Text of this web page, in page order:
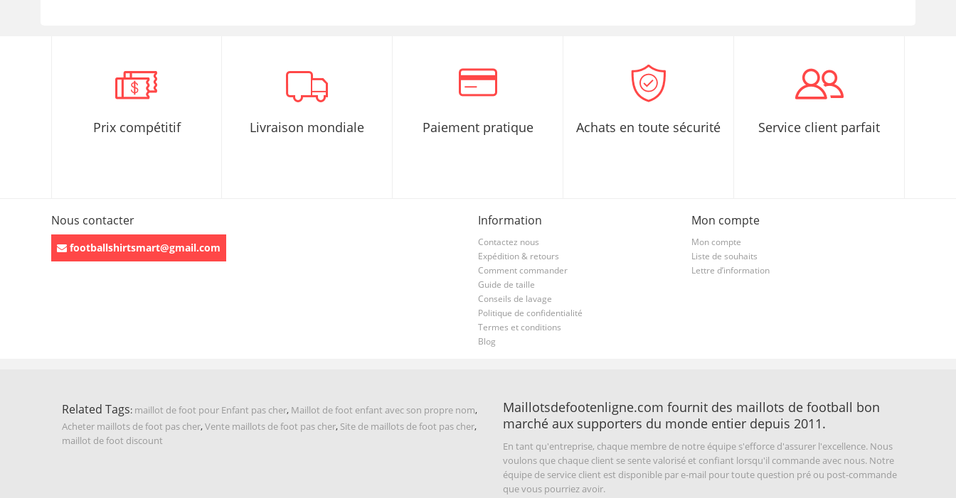
Prix compétitif Livraison mondiale Paiement pratique Achats en toute sécurité Service client parfait
Nous contacter
footballshirtsmart@gmail.com
Information
Contactez nous
Expédition & retours
Comment commander
Guide de taille
Conseils de lavage
Politique de confidentialité
Termes et conditions
Blog
Mon compte
Mon compte
Liste de souhaits
Lettre d’information
Related Tags: maillot de foot pour Enfant pas cher, Maillot de foot enfant avec son propre nom,
Acheter maillots de foot pas cher,Vente maillots de foot pas cher, Site de maillots de foot pas cher,
maillot de foot discount
Maillotsdefootenligne.com fournit des maillots de football bon
marché aux supporters du monde entier depuis 2011.
En tant qu'entreprise, chaque membre de notre équipe s'efforce d'assurer l'excellence. Nous
voulons que chaque client se sente valorisé et confiant lorsqu'il commande avec nous. Notre
équipe de service client est disponible par e-mail pour toute question pré ou post-commande
que vous pourriez avoir.